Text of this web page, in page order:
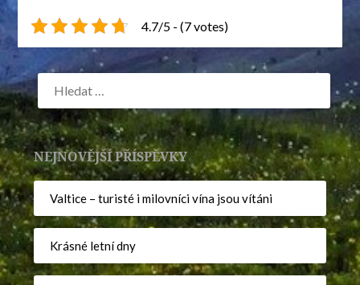
4.7/5 - (7 votes)
NEJNOVĚJŠÍ PŘÍSPĚVKY
Valtice – turisté i milovníci vína jsou vítáni
Krásné letní dny